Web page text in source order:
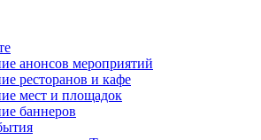
анонсов мероприятий
ресторанов и кафе
мест и площадок
баннеров